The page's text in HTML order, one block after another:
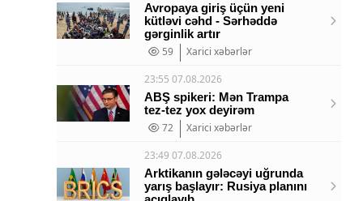
Avropaya giriş üçün yeni
kütləvi cəhd - Sərhəddə
gərginlik artır
59
Xarici xəbərlər
23:55 07.08.2026
ABŞ spikeri: Mən Trampa
tez-tez yox deyirəm
72
Xarici xəbərlər
23:49 07.08.2026
Arktikanın gələcəyi uğrunda
yarış başlayır: Rusiya planını